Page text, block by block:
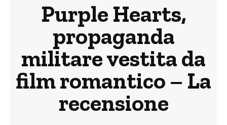
Purple Hearts,
propaganda
militare vestita da
film romantico – La
recensione